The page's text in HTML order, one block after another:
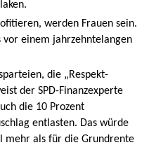
werden Frauen sein.
vor einem jahrzehntelangen
die „Respekt-
der SPD-Finanzexperte
die 10 Prozent
entlasten. Das würde
mehr als für die Grundrente